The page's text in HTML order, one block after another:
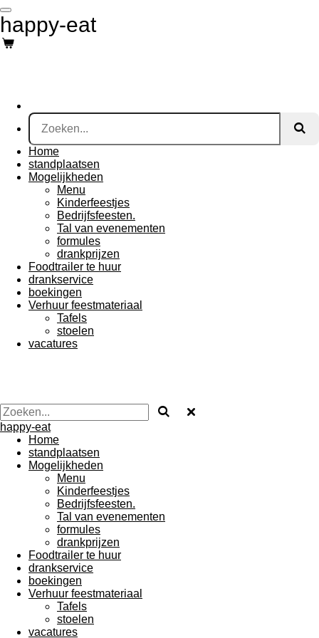
Ga
direct
naar
de
happy-eat
Home
standplaatsen
Mogelijkheden
Menu
Kinderfeestjes
Bedrijfsfeesten.
Tal van evenementen
formules
drankprijzen
Foodtrailer te huur
drankservice
boekingen
Verhuur feestmateriaal
Tafels
stoelen
vacatures
happy-eat
Home
standplaatsen
Mogelijkheden
Menu
Kinderfeestjes
Bedrijfsfeesten.
Tal van evenementen
formules
drankprijzen
Foodtrailer te huur
drankservice
boekingen
Verhuur feestmateriaal
Tafels
stoelen
vacatures